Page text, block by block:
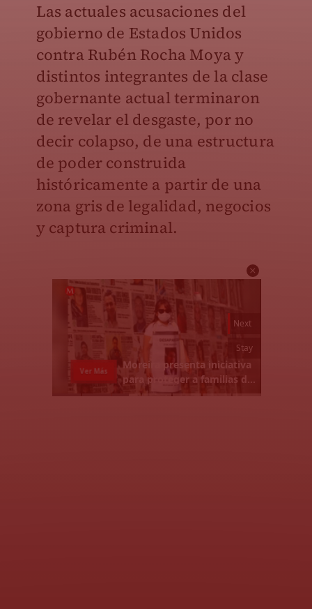
Las actuales acusaciones del
gobierno de Estados Unidos
contra Rubén Rocha Moya y
distintos integrantes de la clase
gobernante actual terminaron
de revelar el desgaste, por no
decir colapso, de una estructura
de poder construida
históricamente a partir de una
zona gris de legalidad, negocios
y captura criminal.